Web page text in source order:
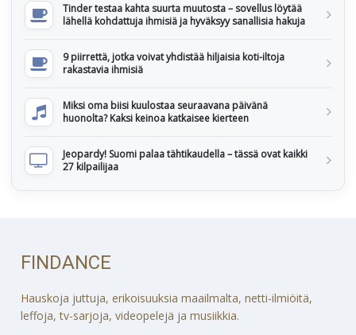
Tinder testaa kahta suurta muutosta – sovellus löytää
lähellä kohdattuja ihmisiä ja hyväksyy sanallisia hakuja
9 piirrettä, jotka voivat yhdistää hiljaisia koti-iltoja
rakastavia ihmisiä
Miksi oma biisi kuulostaa seuraavana päivänä
huonolta? Kaksi keinoa katkaisee kierteen
Jeopardy! Suomi palaa tähtikaudella – tässä ovat kaikki
27 kilpailijaa
FINDANCE
Hauskoja juttuja, erikoisuuksia maailmalta, netti-ilmiöitä,
leffoja, tv-sarjoja, videopelejä ja musiikkia.